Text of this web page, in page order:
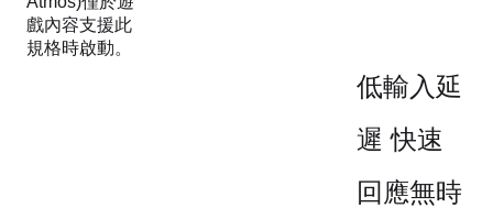
戲內容支援此
規格時啟動。
低輸入延
遲 快速
回應無時